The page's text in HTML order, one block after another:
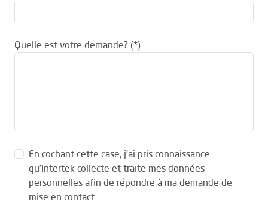
Quelle est votre demande?
En cochant cette case, j’ai pris connaissance
qu’Intertek collecte et traite mes données
personnelles afin de répondre à ma demande de
mise en contact